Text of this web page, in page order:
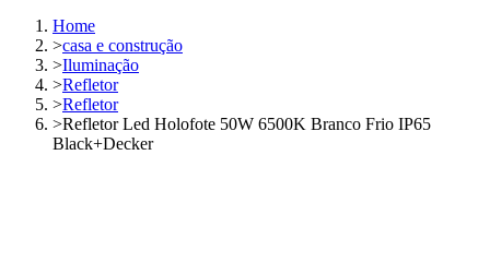
Home
>casa e construção
>Iluminação
>Refletor
>Refletor
>Refletor Led Holofote 50W 6500K Branco Frio IP65
Black+Decker